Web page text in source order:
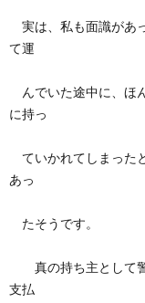
実は、私も面識があ
て運
んでいた途中に、ほ
に持っ
ていかれてしまった
あっ
たそうです。
真の持ち主として警
支払